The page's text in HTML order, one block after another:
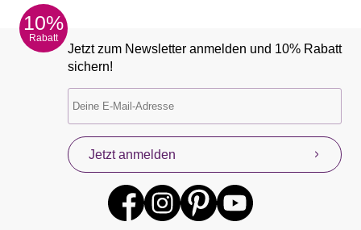
10%
Rabatt
Jetzt zum Newsletter anmelden und 10% Rabatt
sichern!
Jetzt anmelden